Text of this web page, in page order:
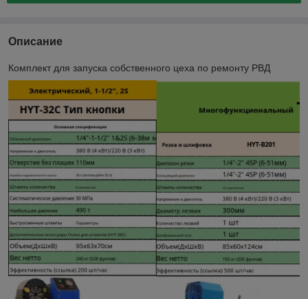
Описание
Комплект для запуска собственного цеха по ремонту РВД